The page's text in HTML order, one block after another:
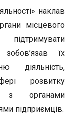
наклав
місцевого
їх
діяльність,
розвитку
з органами
підприємців.